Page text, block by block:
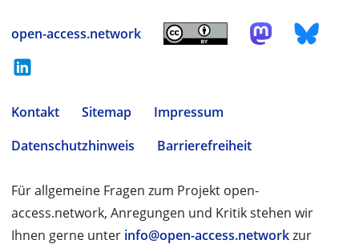
open-access.network
Kontakt Sitemap
Impressum
Datenschutzhinweis
Barrierefreiheit
Für allgemeine Fragen zum Projekt open-
access.network, Anregungen und Kritik stehen wir
Ihnen gerne unter info@open-access.networkzur